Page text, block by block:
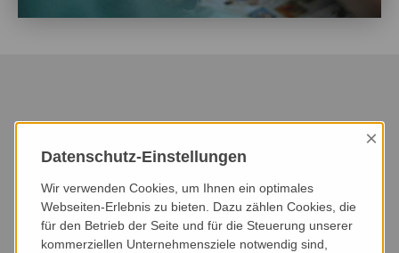
NÄCHSTE 6 MONATE
VERANSTALTUNGSART VERANSTALTUNGSORT
Datenschutz-Einstellungen
×
Wir verwenden Cookies, um Ihnen ein optimales
Webseiten-Erlebnis zu bieten. Dazu zählen Cookies, die
für den Betrieb der Seite und für die Steuerung unserer
kommerziellen Unternehmensziele notwendig sind,